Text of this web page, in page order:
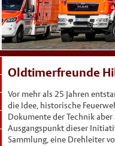
Oldtimerfreunde
Vor mehr als 25 Jahren
die Idee, historische
Dokumente der Technik
Ausgangspunkt dieser
Sammlung, eine Drehleiter